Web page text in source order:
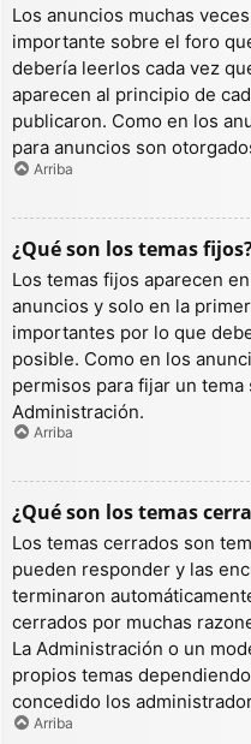
Los anuncios muchas
importante sobre el foro
debería leerlos cada vez
aparecen al principio de
publicaron. Como en los
para anuncios son
Arriba
¿Qué son los temas
Los temas fijos aparecen
anuncios y solo en la
importantes por lo que
posible. Como en los
permisos para fijar un
Administración.
Arriba
¿Qué son los temas
Los temas cerrados son
pueden responder y las
terminaron
cerrados por muchas
La Administración o un
propios temas
concedido los
Arriba